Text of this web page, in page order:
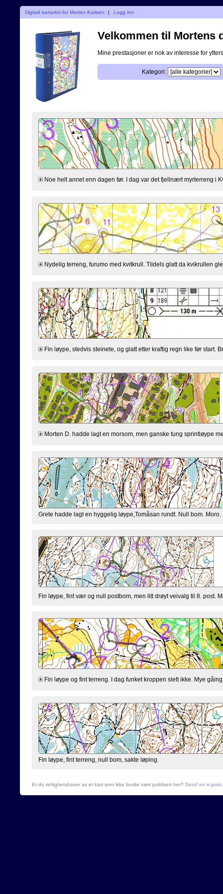
Digitalt kartarkiv for Morten Karlsen | Logg inn
Velkommen til Mortens
Mine prestasjoner er nok av interesse for
Kategori:
Noe helt annet enn dagen før. I dag var det fjellnært myrterreng i
Nydelig terreng, furumo med kvitkrull. Tildels glatt da kvikrullen
Fin løype, stedvis steinete, og glatt etter kraftig regn like før start.
Morten D. hadde lagt en morsom, men ganske tung sprintløype
Grete hadde lagt en hyggelig løype,Tomåsan rundt. Null bom. Moro.
Fin løype, fint vær og null postbom, men litt drøyt veivalg til 8. post.
Fin løype og fint terreng. I dag funket kroppen slett ikke. Mye
Fin løype, fint terreng, null bom, sakte løping.
Er du rettighetshaver av et kart som ikke burde vært publisert her? Send en e-post